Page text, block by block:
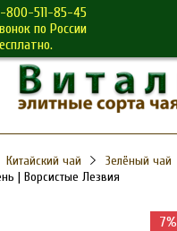
800-511-85-45
по России
Китайский чай
Зелёный чай
| Ворсистые Лезвия
7%